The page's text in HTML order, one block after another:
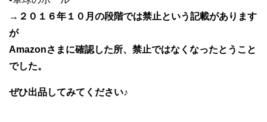
→ ２０１６年１０月の段階では禁止という記載があります
が
Amazonさまに確認した所、禁止ではなくなったとうこと
でした。
ぜひ出品してみてください♪